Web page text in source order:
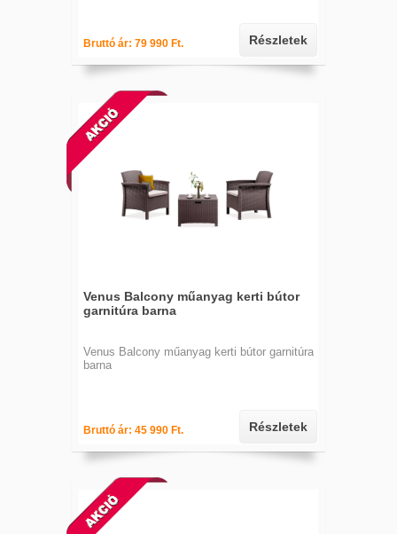
Bruttó ár: 79 990 Ft. Részletek
Venus Balcony műanyag kerti bútor
garnitúra barna
Venus Balcony műanyag kerti bútor garnitúra
barna
Bruttó ár: 45 990 Ft. Részletek